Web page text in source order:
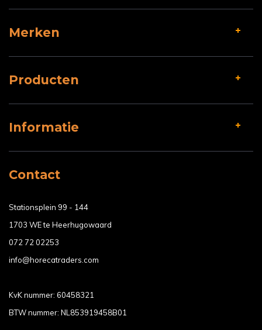
Merken
Producten
Informatie
Contact
Stationsplein 99 - 144
1703 WE te Heerhugowaard
072 72 02253
info@horecatraders.com
KvK nummer: 60458321
BTW nummer: NL853919458B01